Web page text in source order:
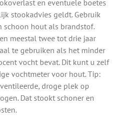
en eventuele boetes
stookadvies geldt. Gebruik
schoon hout als brandstof.
meestal twee tot drie jaar
te gebruiken als het minder
vocht bevat. Dit kunt u zelf
vochtmeter voor hout. Tip:
droge plek op
Dat stookt schoner en